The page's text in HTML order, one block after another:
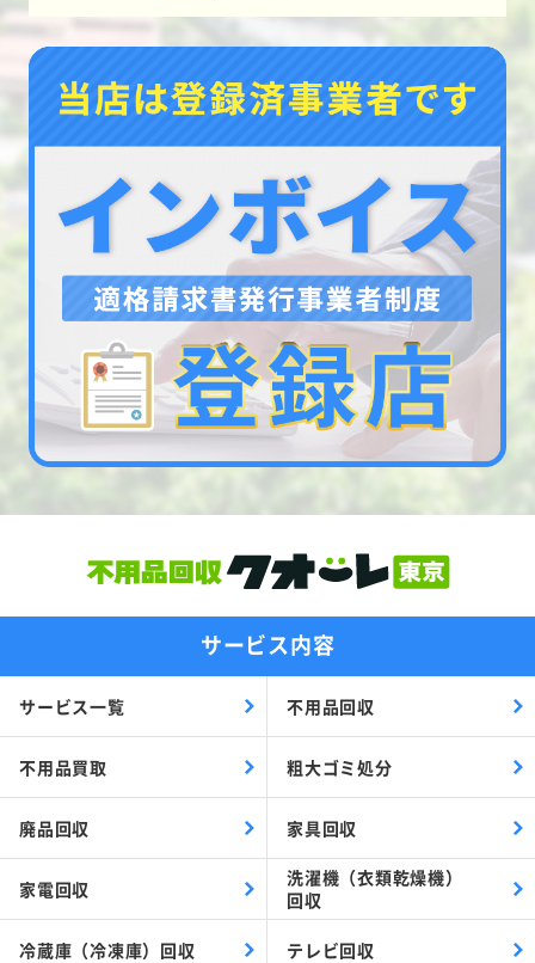
サービス内容
サービス一覧 不用品回収
不用品買取 粗大ゴミ処分
廃品回収 家具回収
家電回収
洗濯機（衣類乾燥機）
回収
冷蔵庫（冷凍庫）回収 テレビ回収